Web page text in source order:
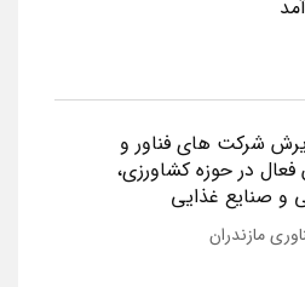
شرکت های فناور و
فعال در حوزه کشاورزی،
و صنایع غذایی
مازندران